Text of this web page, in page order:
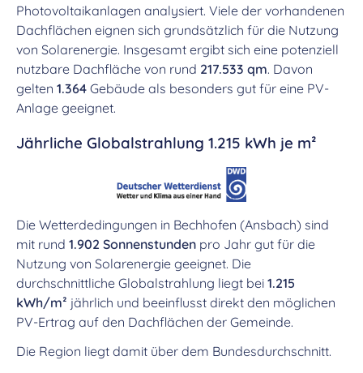
Photovoltaikanlagen analysiert. Viele der vorhandenen
Dachflächen eignen sich grundsätzlich für die Nutzung
von Solarenergie. Insgesamt ergibt sich eine potenziell
nutzbare Dachfläche von rund 217.533 qm. Davon
gelten 1.364 Gebäude als besonders gut für eine PV-
Anlage geeignet.
Jährliche Globalstrahlung 1.215 kWh je m²
Die Wetterdedingungen in Bechhofen (Ansbach) sind
mit rund 1.902 Sonnenstunden pro Jahr gut für die
Nutzung von Solarenergie geeignet. Die
durchschnittliche Globalstrahlung liegt bei 1.215
kWh/m² jährlich und beeinflusst direkt den möglichen
PV-Ertrag auf den Dachflächen der Gemeinde.
Die Region liegt damit über dem Bundesdurchschnitt.